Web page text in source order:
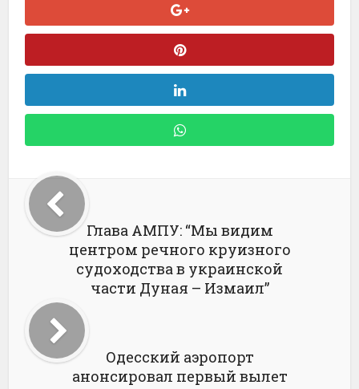
Глава АМПУ: “Мы видим
центром речного круизного
судоходства в украинской
части Дуная – Измаил”
Одесский аэропорт
анонсировал первый вылет